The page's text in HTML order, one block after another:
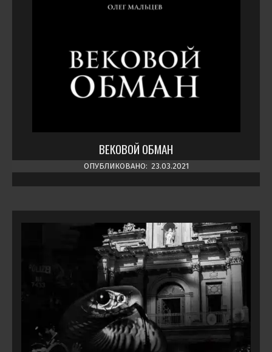
ВЕКОВОЙ ОБМАН
ОПУБЛИКОВАНО: 23.03.2021